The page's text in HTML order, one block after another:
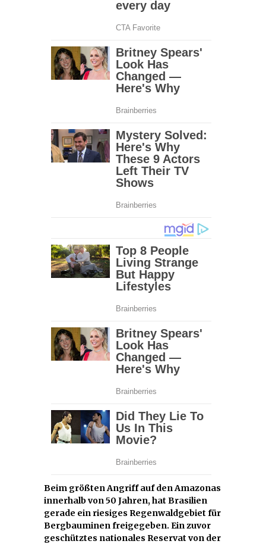
Beim größten Angriff auf den Amazonas
innerhalb von 50 Jahren, hat Brasilien
gerade ein riesiges Regenwaldgebiet für
Bergbauminen freigegeben. Ein zuvor
geschütztes nationales Reservat von der